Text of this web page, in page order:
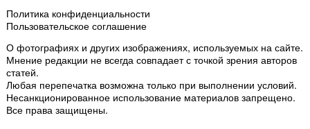
Политика конфиденциальности
Пользовательское соглашение
О фотографиях и других изображениях, используемых на сайте.
Мнение редакции не всегда совпадает с точкой зрения авторов
статей.
Любая перепечатка возможна только при выполнении условий.
Несанкционированное использование материалов запрещено.
Все права защищены.